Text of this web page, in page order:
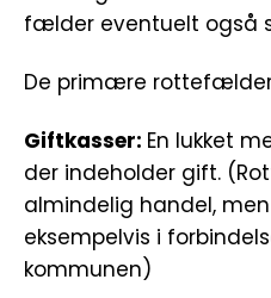
fælder eventuelt også
De primære
Giftkasser: En lukket
der indeholder gift.
almindelig handel,
eksempelvis i
kommunen)